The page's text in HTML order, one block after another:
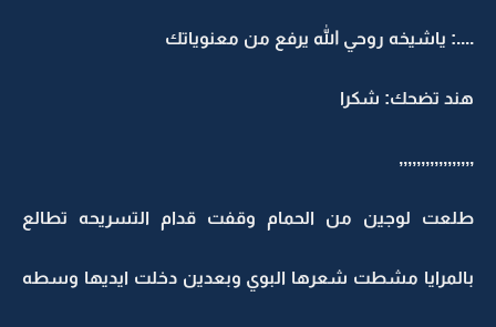
....: ياشيخه روحي الله يرفع من معنوياتك
هند تضحك: شكرا
,,,,,,,,,,,,,,,,,
طلعت لوجين من الحمام وقفت قدام التسريحه تطالع
بالمرايا مشطت شعرها البوي وبعدين دخلت ايديها وسطه